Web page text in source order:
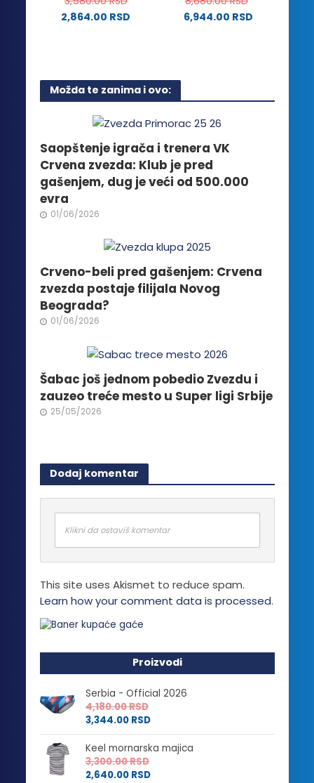
2,864.00 RSD
više
varijanti.
Opcije
mogu
biti
izabrane
na
stranici
proizvoda.
6,944.00 RSD
Možda te zanima i ovo:
Saopštenje igrača i trenera VK
Crvena zvezda: Klub je pred
gašenjem, dug je veći od 500.000
evra
01/06/2026
Crveno-beli pred gašenjem: Crvena
zvezda postaje filijala Novog
Beograda?
01/06/2026
Šabac još jednom pobedio Zvezdu i
zauzeo treće mesto u Super ligi Srbije
25/05/2026
Dodaj komentar
Klikni da ostaviš komentar
This site uses Akismet to reduce spam.
Learn how your comment data is processed.
Proizvodi
Serbia - Official 2026
4,180.00RSD
3,344.00 RSD
Keel mornarska majica
3,300.00RSD
2,640.00 RSD